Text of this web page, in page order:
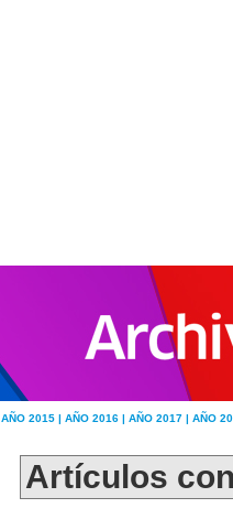
AÑO 2015 | AÑO 2016 | AÑO 2017 | AÑO
Artículos